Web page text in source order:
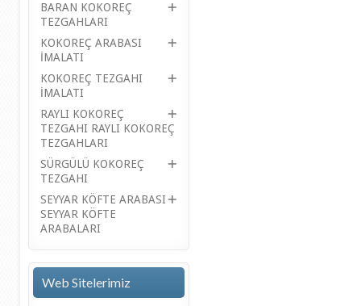
BARAN KOKOREÇ
TEZGAHLARI
KOKOREÇ ARABASI
İMALATI
KOKOREÇ TEZGAHI
İMALATI
RAYLI KOKOREÇ
TEZGAHI RAYLI KOKOREÇ
TEZGAHLARI
SÜRGÜLÜ KOKOREÇ
TEZGAHI
SEYYAR KÖFTE ARABASI
SEYYAR KÖFTE
ARABALARI
Web Sitelerimiz